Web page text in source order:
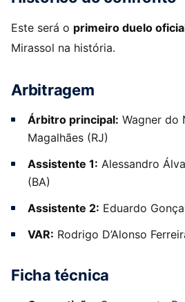
Este será o primeiro duelo
Mirassol na história.
Arbitragem
Árbitro principal: Wagner do
Magalhães (RJ)
Assistente 1: Alessandro
(BA)
Assistente 2: Eduardo
VAR: Rodrigo D’Alonso
Ficha técnica